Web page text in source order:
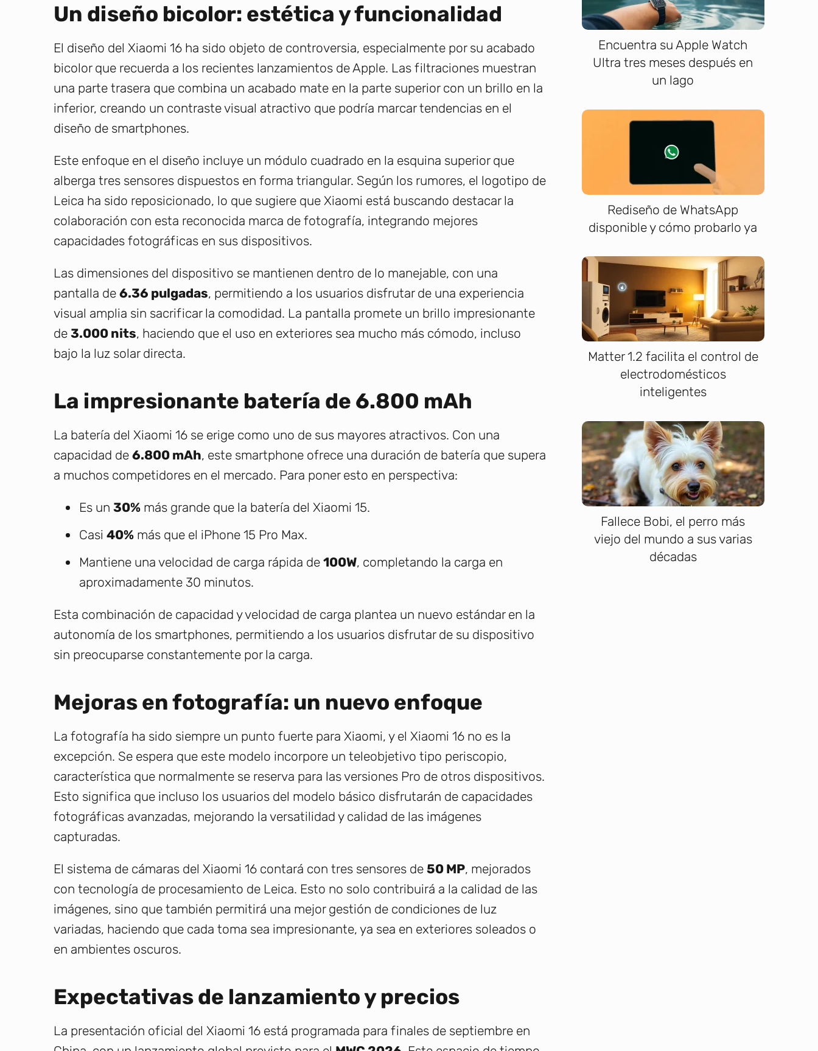
Un diseño bicolor: estética y funcionalidad
El diseño del Xiaomi 16 ha sido objeto de controversia, especialmente por su acabado
bicolor que recuerda a los recientes lanzamientos de Apple. Las filtraciones muestran
una parte trasera que combina un acabado mate en la parte superior con un brillo en la
inferior, creando un contraste visual atractivo que podría marcar tendencias en el
diseño de smartphones.
Este enfoque en el diseño incluye un módulo cuadrado en la esquina superior que
alberga tres sensores dispuestos en forma triangular. Según los rumores, el logotipo de
Leica ha sido reposicionado, lo que sugiere que Xiaomi está buscando destacar la
colaboración con esta reconocida marca de fotografía, integrando mejores
capacidades fotográficas en sus dispositivos.
Las dimensiones del dispositivo se mantienen dentro de lo manejable, con una
pantalla de 6.36 pulgadas, permitiendo a los usuarios disfrutar de una experiencia
visual amplia sin sacrificar la comodidad. La pantalla promete un brillo impresionante
de 3.000 nits, haciendo que el uso en exteriores sea mucho más cómodo, incluso
bajo la luz solar directa.
La impresionante batería de 6.800 mAh
La batería del Xiaomi 16 se erige como uno de sus mayores atractivos. Con una
capacidad de 6.800 mAh, este smartphone ofrece una duración de batería que supera
a muchos competidores en el mercado. Para poner esto en perspectiva:
Es un 30% más grande que la batería del Xiaomi 15.
Casi 40% más que el iPhone 15 Pro Max.
Mantiene una velocidad de carga rápida de 100W, completando la carga en
aproximadamente 30 minutos.
Esta combinación de capacidad y velocidad de carga plantea un nuevo estándar en la
autonomía de los smartphones, permitiendo a los usuarios disfrutar de su dispositivo
sin preocuparse constantemente por la carga.
Mejoras en fotografía: un nuevo enfoque
La fotografía ha sido siempre un punto fuerte para Xiaomi, y el Xiaomi 16 no es la
excepción. Se espera que este modelo incorpore un teleobjetivo tipo periscopio,
característica que normalmente se reserva para las versiones Pro de otros dispositivos.
Esto significa que incluso los usuarios del modelo básico disfrutarán de capacidades
fotográficas avanzadas, mejorando la versatilidad y calidad de las imágenes
capturadas.
El sistema de cámaras del Xiaomi 16 contará con tres sensores de 50 MP, mejorados
con tecnología de procesamiento de Leica. Esto no solo contribuirá a la calidad de las
imágenes, sino que también permitirá una mejor gestión de condiciones de luz
variadas, haciendo que cada toma sea impresionante, ya sea en exteriores soleados o
en ambientes oscuros.
Expectativas de lanzamiento y precios
La presentación oficial del Xiaomi 16 está programada para finales de septiembre en
Encuentra su Apple Watch
Ultra tres meses después en
un lago
Rediseño de WhatsApp
disponible y cómo probarlo ya
Matter 1.2 facilita el control de
electrodomésticos
inteligentes
Fallece Bobi, el perro más
viejo del mundo a sus varias
décadas